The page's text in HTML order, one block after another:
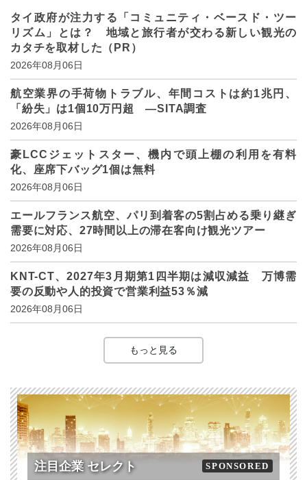
タイ政府が注力する「コミュニティ・ベースド・ツー
リズム」とは？ 地域と旅行者が交わる新しい観光の
カタチを取材した（PR）
2026年08月06日
航空業界の手荷物トラブル、年間コストは約1兆円、
「紛失」は1個10万円超 ―SITA調査
2026年08月06日
豪LCCジェットスター、機内で頭上棚の利用を有料
化、座席下バッグ1個は無料
2026年08月06日
エールフランス航空、パリ到着客の5割占める乗り継ぎ
需要に対応、27時間以上の滞在客向け観光ツアー
2026年08月06日
KNT-CT、2027年3月期第1四半期は減収減益 万博需
要の反動や人的投資で営業利益53％減
2026年08月06日
もっと見る
注目企業 セレクト SPONSORED